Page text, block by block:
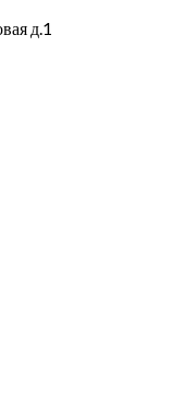
д.1